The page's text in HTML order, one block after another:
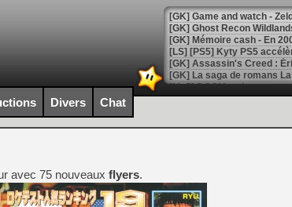
[Mo5] DOOM arrive en
[GK] Bethesda fête les 30
[GK] Roblox : l'action en
[GK] Agenda - GeForce
[LS] [PS5] ps5-y2jb-
Divers Chat
avec 75 nouveaux flyers.